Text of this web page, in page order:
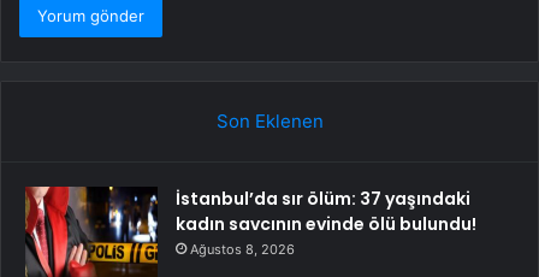
Son Eklenen
İstanbul’da sır ölüm: 37 yaşındaki
kadın savcının evinde ölü bulundu!
Ağustos 8, 2026